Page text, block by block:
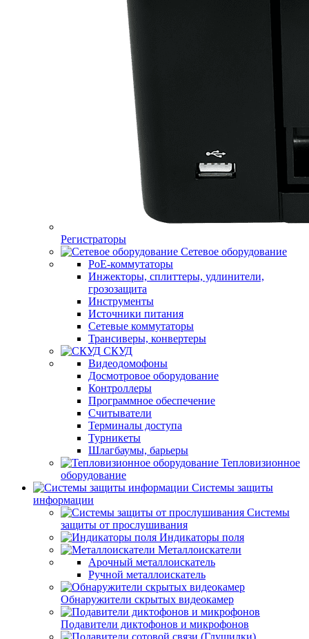
Регистраторы
Сетевое оборудование
PoE-коммутаторы
Инжекторы, сплиттеры, удлинители,
грозозащита
Инструменты
Источники питания
Сетевые коммутаторы
Трансиверы, конвертеры
СКУД
Видеодомофоны
Досмотровое оборудование
Контроллеры
Программное обеспечение
Считыватели
Терминалы доступа
Турникеты
Шлагбаумы, барьеры
Тепловизионное
оборудование
Системы защиты
информации
Системы
защиты от прослушивания
Индикаторы поля
Металлоискатели
Арочный металлоискатель
Ручной металлоискатель
Обнаружители скрытых видеокамер
Подавители диктофонов и микрофонов